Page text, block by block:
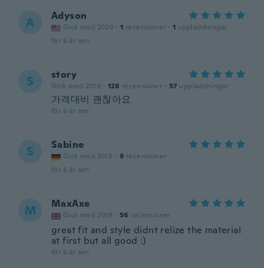
A Adyson
Gick med 2020 · 1 recensioner · 1 uppladdningar
för 6 år sen
S story
Gick med 2019 · 128 recensioner · 57 uppladdningar
가격대비 괜찮아요
för 6 år sen
S Sabine
Gick med 2015 · 9 recensioner
för 6 år sen
M MaxAxe
Gick med 2019 · 56 recensioner
great fit and style didnt relize the material
at first but all good :)
för 6 år sen